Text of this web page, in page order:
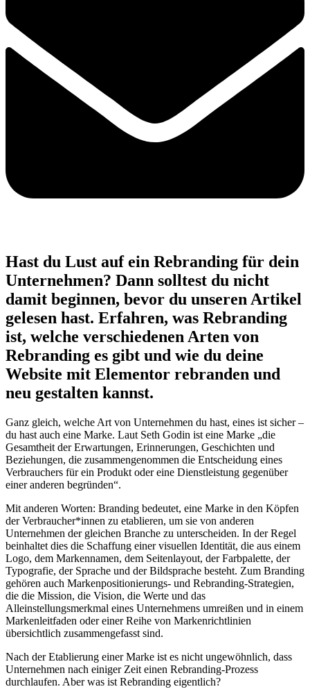
Hast du Lust auf ein Rebranding für dein
Unternehmen? Dann solltest du nicht
damit beginnen, bevor du unseren Artikel
gelesen hast. Erfahren, was Rebranding
ist, welche verschiedenen Arten von
Rebranding es gibt und wie du deine
Website mit Elementor rebranden und
neu gestalten kannst.
Ganz gleich, welche Art von Unternehmen du hast, eines ist sicher –
du hast auch eine Marke. Laut Seth Godin ist eine Marke „die
Gesamtheit der Erwartungen, Erinnerungen, Geschichten und
Beziehungen, die zusammengenommen die Entscheidung eines
Verbrauchers für ein Produkt oder eine Dienstleistung gegenüber
einer anderen begründen“.
Mit anderen Worten: Branding bedeutet, eine Marke in den Köpfen
der Verbraucher*innen zu etablieren, um sie von anderen
Unternehmen der gleichen Branche zu unterscheiden. In der Regel
beinhaltet dies die Schaffung einer visuellen Identität, die aus einem
Logo, dem Markennamen, dem Seitenlayout, der Farbpalette, der
Typografie, der Sprache und der Bildsprache besteht. Zum Branding
gehören auch Markenpositionierungs- und Rebranding-Strategien,
die die Mission, die Vision, die Werte und das
Alleinstellungsmerkmal eines Unternehmens umreißen und in einem
Markenleitfaden oder einer Reihe von Markenrichtlinien
übersichtlich zusammengefasst sind.
Nach der Etablierung einer Marke ist es nicht ungewöhnlich, dass
Unternehmen nach einiger Zeit einen Rebranding-Prozess
durchlaufen. Aber was ist Rebranding eigentlich?